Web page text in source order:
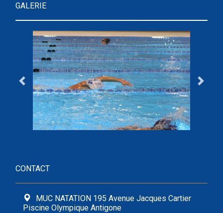
GALERIE
CONTACT
MUC NATATION 195 Avenue Jacques Cartier
Piscine Olympique Antigone